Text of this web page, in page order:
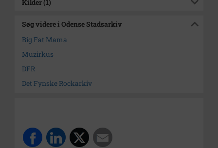
Kilder (1)
Søg videre i Odense Stadsarkiv
Big Fat Mama
Muzirkus
DFR
Det Fynske Rockarkiv